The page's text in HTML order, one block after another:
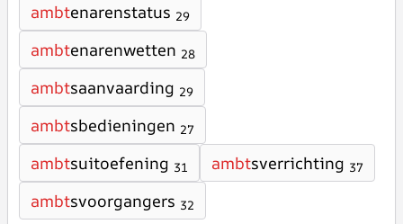
ambtenarenstatus 29
ambtenarenwetten 28
ambtsaanvaarding 29
ambtsbedieningen 27
ambtsuitoefening 31 ambtsverrichting 37
ambtsvoorgangers 32